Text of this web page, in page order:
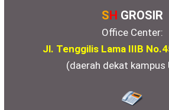
SH GROSIR
Office Center:
Jl. Tenggilis Lama IIIB
(daerah dekat kampus